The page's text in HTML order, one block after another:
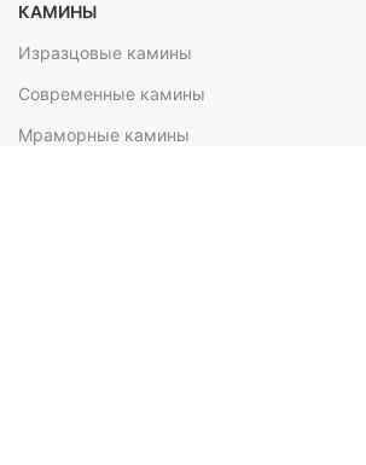
КАМИНЫ
Изразцовые камины
Современные камины
Мраморные камины